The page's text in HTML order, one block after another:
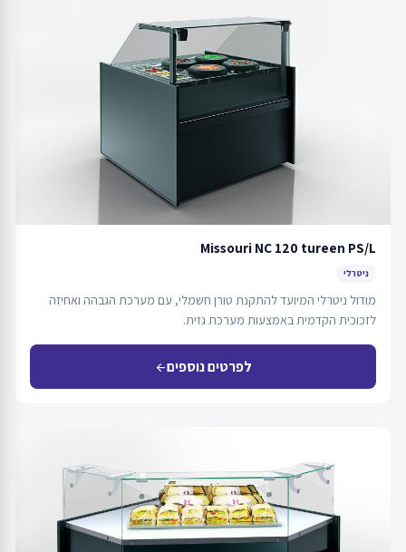
Missouri NC 120 tureen PS/L
ניטרלי
מודול ניטרלי המיועד להתקנת טורן חשמלי, עם מערכת הגבהה ואחיזה
לזכוכית הקדמית באמצעות מערכת גזית.
לפרטים נוספיםarrow_back